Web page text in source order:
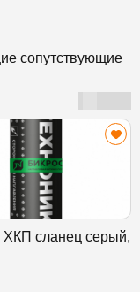
сопутствующие
ХКП сланец серый,